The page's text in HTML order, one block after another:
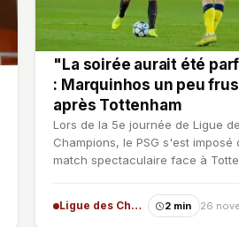
"La soirée aurait été
: Marquinhos un peu
après Tottenham
Lors de la 5e journée de Ligue
Champions, le PSG s'est imposé
match spectaculaire face à
Ligue des Champions 2 min 26